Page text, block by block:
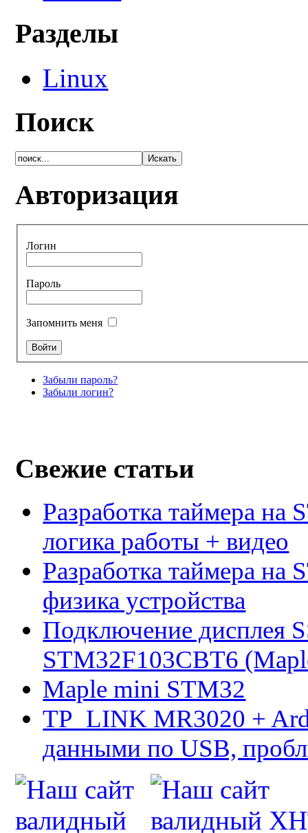
Разделы
Linux
Поиск
Авторизация
Логин
Пароль
Запомнить меня
Забыли пароль?
Забыли логин?
Свежие статьи
Разработка таймера на
логика работы + видео
Разработка таймера на
физика устройства
Подключение дисплея
STM32F103CBT6
Maple mini STM32
TP_LINK MR3020 +
данными по USB,